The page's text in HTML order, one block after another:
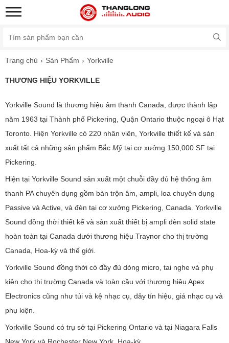
Trang chủ Sản Phẩm Yorkville
THƯƠNG HIỆU YORKVILLE
Yorkville Sound là thương hiệu âm thanh Canada, được thành lập
năm 1963 tại Thành phố Pickering, Quận Ontario thuộc ngoại ô Hạt
Toronto. Hiện Yorkville có 220 nhân viên, Yorkville thiết kế và sản
xuất tất cả những sản phẩm Bắc Mỹtại cơ xưởng 150,000 SF tại
Pickering.
Hiện tại Yorkville Sound sản xuất một chuỗi đầy đủ hệ thống âm
thanh PA chuyên dụng gồm bàn trộn âm, ampli, loa chuyên dụng
Passive và Active, và đèn tại cơ xưởng Pickering, Canada. Yorkville
Sound đồng thời thiết kế và sản xuất thiết bị ampli đèn solid state
hoàn toàn tại Canada dưới thương hiệu Traynor cho thị trường
Canada, Hoa-kỳ và thế giới.
Yorkville Sound đồng thời có đầy đủ dòng micro, tai nghe và phụ
kiện cho thị trường Canada và toàn cầu với thương hiệu Apex
Electronics cũng như túi và kệ nhạc cụ, dây tín hiệu, giá nhạc cụ và
phụ kiện.
Yorkville Sound có trụ sở tại Pickering Ontario và tại Niagara Falls